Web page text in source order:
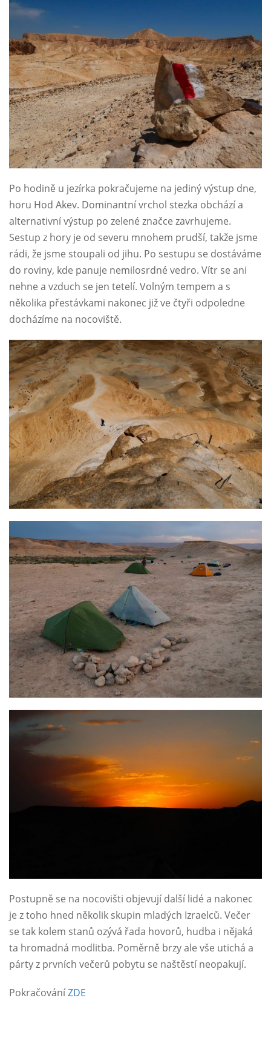
Po hodině u jezírka pokračujeme na jediný výstup dne,
horu Hod Akev. Dominantní vrchol stezka obchází a
alternativní výstup po zelené značce zavrhujeme.
Sestup z hory je od severu mnohem prudší, takže jsme
rádi, že jsme stoupali od jihu. Po sestupu se dostáváme
do roviny, kde panuje nemilosrdné vedro. Vítr se ani
nehne a vzduch se jen tetelí. Volným tempem a s
několika přestávkami nakonec již ve čtyři odpoledne
docházíme na nocoviště.
Postupně se na nocovišti objevují další lidé a nakonec
je z toho hned několik skupin mladých Izraelců. Večer
se tak kolem stanů ozývá řada hovorů, hudba i nějaká
ta hromadná modlitba. Poměrně brzy ale vše utichá a
párty z prvních večerů pobytu se naštěstí neopakují.
PokračováníZDE